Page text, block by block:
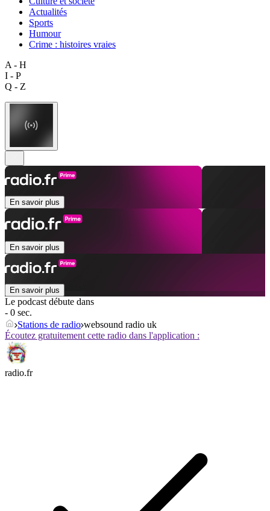
Actualités
Sports
Humour
Crime : histoires vraies
A - H
I - P
Q - Z
En savoir plus
En savoir plus
En savoir plus
Le podcast débute dans
- 0 sec.
Stations de radio websound radio uk
Écoutez gratuitement cette radio dans l'application :
radio.fr